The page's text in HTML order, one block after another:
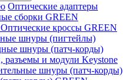
Оптические адаптеры
сборки GREEN
Оптические кроссы GREEN
шнуры (пигтейлы)
шнуры (патч-корды)
разъемы и модули Keystone
шнуры (патч-корды)